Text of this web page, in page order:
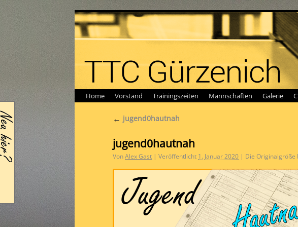
Home Vorstand Trainingszeiten Mannschaften Galerie
← jugend0hautnah
jugend0hautnah
VonAlex Gast | Veröffentlicht 1. Januar 2020 | Die Originalgröße